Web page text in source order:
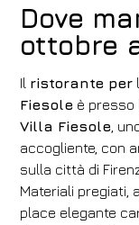
Codice sconto
Dove
ottobre
Il ristorante per
Fiesole è presso
Villa Fiesole ,
accogliente, con
sulla città di
Materiali pregiati,
place elegante